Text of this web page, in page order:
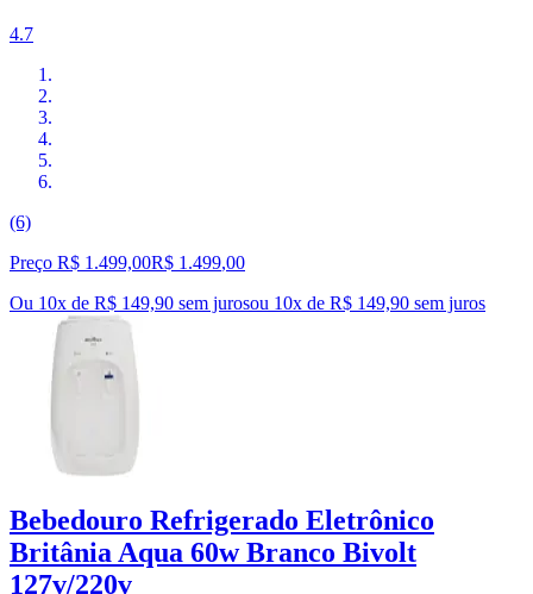
4.7
(6)
Preço R$ 1.499,00R$ 1.499,00
Ou 10x de R$ 149,90 sem jurosou 10x de R$ 149,90 sem juros
Bebedouro Refrigerado Eletrônico
Britânia Aqua 60w Branco Bivolt
127v/220v